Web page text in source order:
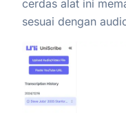
cerdas alat ini
sesuai dengan